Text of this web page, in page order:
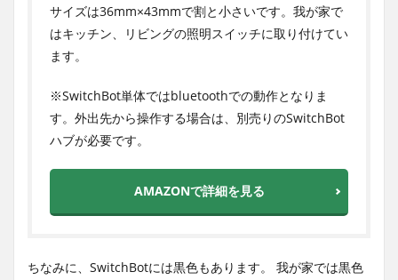
サイズは36mm×43mmで割と小さいです。我が家で
はキッチン、リビングの照明スイッチに取り付けてい
ます。
※SwitchBot単体ではbluetoothでの動作となりま
す。外出先から操作する場合は、別売りのSwitchBot
ハブが必要です。
AMAZONで詳細を見る
ちなみに、SwitchBotには黒色もあります。 我が家では黒色